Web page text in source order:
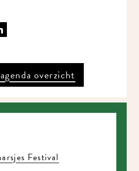
overzicht
Festival